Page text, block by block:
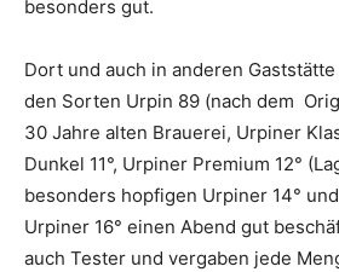
besonders gut.
Dort und auch in anderen
den Sorten Urpin 89 (nach dem
30 Jahre alten Brauerei, Urpiner
Dunkel 11°, Urpiner Premium 12°
besonders hopfigen Urpiner 14°
Urpiner 16° einen Abend gut
auch Tester und vergaben jede